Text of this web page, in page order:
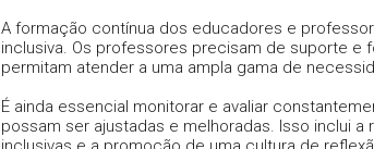
A formação contínua dos educadores e
inclusiva. Os professores precisam de suporte
permitam atender a uma ampla gama de
É ainda essencial monitorar e avaliar
possam ser ajustadas e melhoradas. Isso inclui